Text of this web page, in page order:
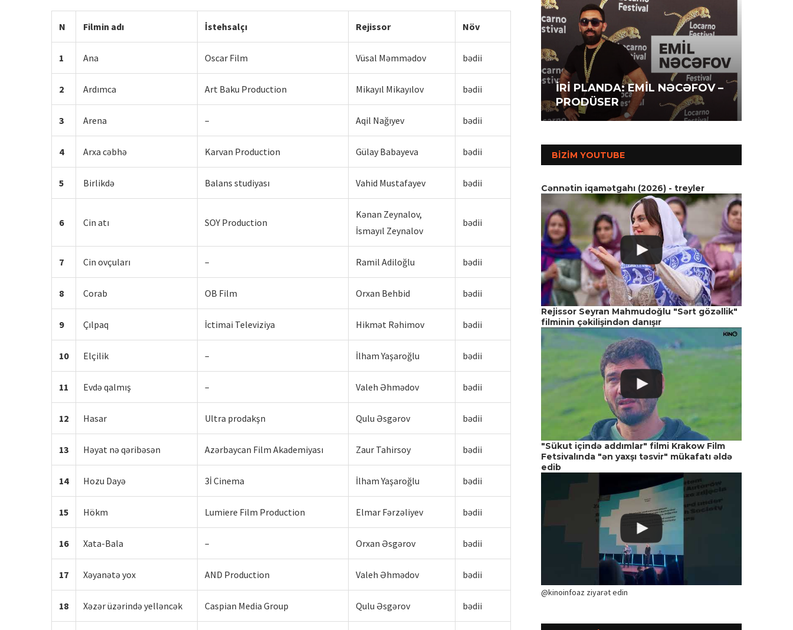
N Filmin adı İstehsalçı Rejissor Növ
1 Ana Oscar Film Vüsal Məmmədov bədii
2 Ardımca Art Baku Production Mikayıl Mikayılov bədii
3 Arena – Aqil Nağıyev bədii
4 Arxa cəbhə Karvan Production Gülay Babayeva bədii
5 Birlikdə Balans studiyası Vahid Mustafayev bədii
6 Cin atı SOY Production
Kənan Zeynalov,
İsmayıl Zeynalov
bədii
7 Cin ovçuları – Ramil Adiloğlu bədii
8 Corab OB Film Orxan Behbid bədii
9 Çılpaq İctimai Televiziya Hikmət Rəhimov bədii
10 Elçilik – İlham Yaşaroğlu bədii
11 Evdə qalmış – Valeh Əhmədov bədii
12 Hasar Ultra prodakşn Qulu Əsgərov bədii
13 Həyat nə qəribəsən Azərbaycan Film Akademiyası Zaur Tahirsoy bədii
14 Hozu Dayə 3İ Cinema İlham Yaşaroğlu bədii
15 Hökm Lumiere Film Production Elmar Fərzəliyev bədii
16 Xata-Bala – Orxan Əsgərov bədii
17 Xəyanətə yox AND Production Valeh Əhmədov bədii
18 Xəzər üzərində yelləncək Caspian Media Group Qulu Əsgərov bədii
İRİ PLANDA: EMİL NƏCƏFOV –
PRODÜSER
İRİ PLANDA: İLAHƏ
HƏSƏNOVA – AKTRİSA
BIZIM YOUTUBE
Cənnətin iqamətgahı (2026) - treyler
Rejissor Seyran Mahmudoğlu "Sərt gözəllik"
filminin çəkilişindən danışır
"Sükut içində addımlar" filmi Krakow Film
Fetsivalında "ən yaxşı təsvir" mükafatı əldə
edib
@kinoinfoaz ziyarət edin